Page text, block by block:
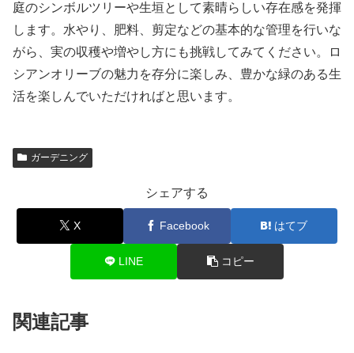
庭のシンボルツリーや生垣として素晴らしい存在感を発揮
します。水やり、肥料、剪定などの基本的な管理を行いな
がら、実の収穫や増やし方にも挑戦してみてください。ロ
シアンオリーブの魅力を存分に楽しみ、豊かな緑のある生
活を楽しんでいただければと思います。
ガーデニング
シェアする
X Facebook はてブ
LINE コピー
関連記事